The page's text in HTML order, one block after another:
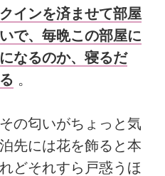
インを済ませて部屋
で、毎晩この部屋に
なるのか、寝るだ
。
の匂いがちょっと気
先には花を飾ると本
どそれすら戸惑うほ